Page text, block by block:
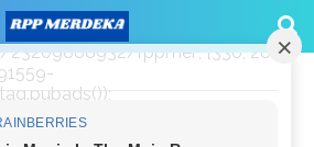
|| {cmd: []};
{
rppmer', [336, 280],
});